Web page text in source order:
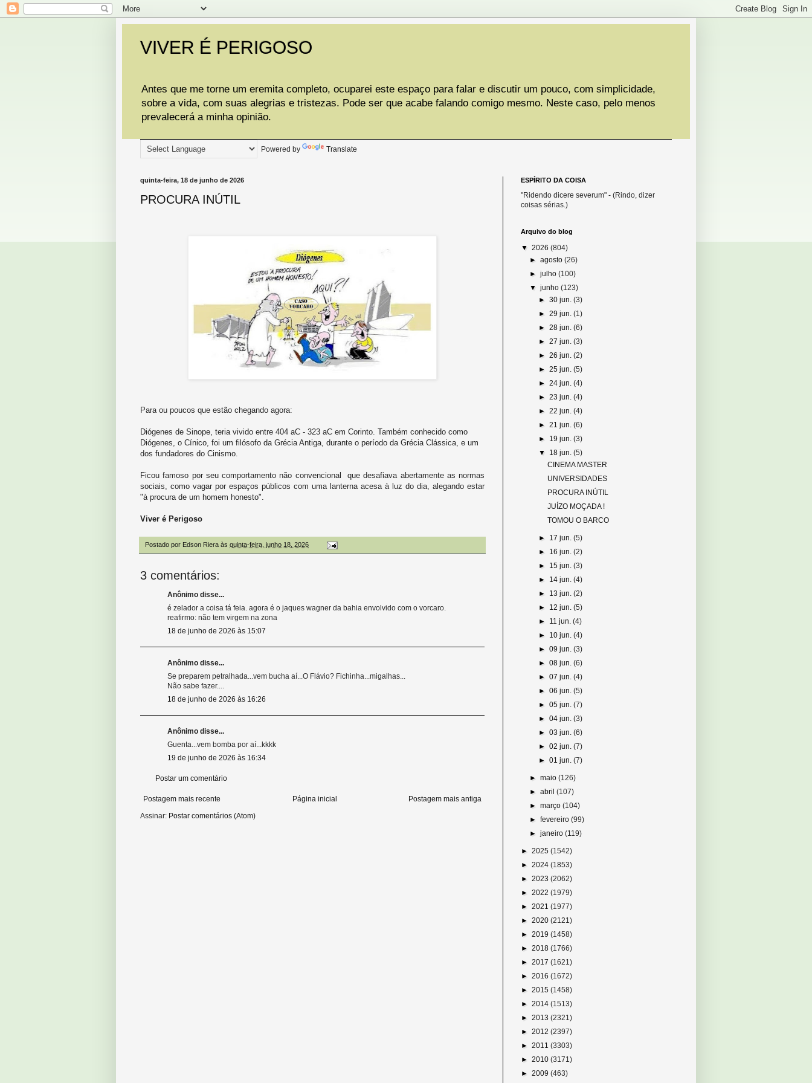
VIVER É PERIGOSO
Antes que me torne um eremita completo, ocuparei este espaço para falar e discutir um pouco, com simplicidade,
sobre a vida, com suas alegrias e tristezas. Pode ser que acabe falando comigo mesmo. Neste caso, pelo menos
prevalecerá a minha opinião.
Powered by Translate
quinta-feira, 18 de junho de 2026
PROCURA INÚTIL
Para ou poucos que estão chegando agora:
Diógenes de Sinope, teria vivido entre 404 aC - 323 aC em Corinto. Também conhecido como
Diógenes, o Cínico, foi um filósofo da Grécia Antiga, durante o período da Grécia Clássica, e um
dos fundadores do Cinismo.
Ficou famoso por seu comportamento não convencional que desafiava abertamente as normas
sociais, como vagar por espaços públicos com uma lanterna acesa à luz do dia, alegando estar
"à procura de um homem honesto".
Viver é Perigoso
Postado por Edson Riera às quinta-feira, junho 18, 2026
3 comentários:
Anônimo disse...
é zelador a coisa tá feia. agora é o jaques wagner da bahia envolvido com o vorcaro.
reafirmo: não tem virgem na zona
18 de junho de 2026 às 15:07
Anônimo disse...
Se preparem petralhada...vem bucha aí...O Flávio? Fichinha...migalhas...
Não sabe fazer....
18 de junho de 2026 às 16:26
Anônimo disse...
Guenta...vem bomba por aí...kkkk
19 de junho de 2026 às 16:34
Postar um comentário
Postagem mais recente Postagem mais antiga
Página inicial
Assinar: Postar comentários (Atom)
ESPÍRITO DA COISA
"Ridendo dicere severum" - (Rindo, dizer
coisas sérias.)
Arquivo do blog
▼ 2026 (804)
►agosto(26)
►julho(100)
▼junho(123)
► 30 jun. (3)
► 29 jun. (1)
► 28 jun. (6)
► 27 jun. (3)
► 26 jun. (2)
► 25 jun. (5)
► 24 jun. (4)
► 23 jun. (4)
► 22 jun. (4)
► 21 jun. (6)
► 19 jun. (3)
▼ 18 jun. (5)
CINEMA MASTER
UNIVERSIDADES
PROCURA INÚTIL
JUÍZO MOÇADA !
TOMOU O BARCO
► 17 jun. (5)
► 16 jun. (2)
► 15 jun. (3)
► 14 jun. (4)
► 13 jun. (2)
► 12 jun. (5)
► 11 jun. (4)
► 10 jun. (4)
► 09 jun. (3)
► 08 jun. (6)
► 07 jun. (4)
► 06 jun. (5)
► 05 jun. (7)
► 04 jun. (3)
► 03 jun. (6)
► 02 jun. (7)
► 01 jun. (7)
►maio(126)
►abril(107)
►março(104)
►fevereiro(99)
►janeiro(119)
► 2025 (1542)
► 2024 (1853)
► 2023 (2062)
► 2022 (1979)
► 2021 (1977)
► 2020 (2121)
► 2019 (1458)
► 2018 (1766)
► 2017 (1621)
► 2016 (1672)
► 2015 (1458)
► 2014 (1513)
► 2013 (2321)
► 2012 (2397)
► 2011 (3303)
► 2010 (3171)
► 2009 (463)